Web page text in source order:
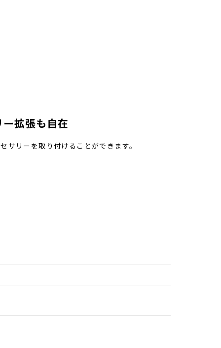
拡張も自在
サリーを取り付けることができます。